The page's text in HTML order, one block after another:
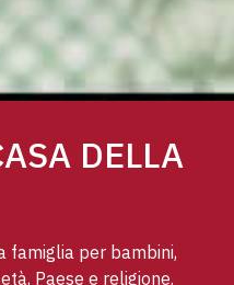
DELLA
famiglia per bambini,
Paese e religione.